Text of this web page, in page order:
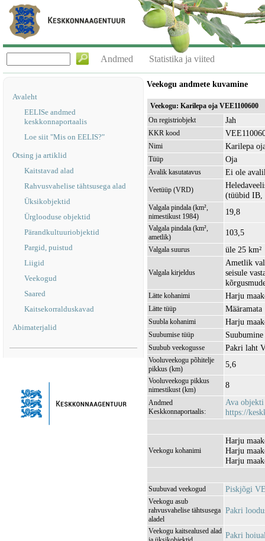
Andmed Statistika ja viited
Avaleht
EELISe andmed
keskkonnaportaalis
Loe siit "Mis on EELIS?"
Otsing ja artiklid
Kaitstavad alad
Rahvusvahelise tähtsusega alad
Üksikobjektid
Ürglooduse objektid
Pärandkultuuriobjektid
Pargid, puistud
Liigid
Veekogud
Saared
Kaitsekorralduskavad
Abimaterjalid
Veekogu andmete kuvamine
Veekogu: Karilepa oja VEE1100600
On registriobjekt
Jah
KKR kood
Nimi Karilepa
Tüüp Oja
Avalik kasutatavus Ei ole
Veetüüp (VRD)
(tüübid
Valgala pindala (km²,
nimestikust 1984)
19,8
Valgala pindala (km²,
ametlik)
103,5
Valgala suurus üle 25 km²
Valgala kirjeldus
Ametlik
seisule
Lätte kohanimi Harju
Lätte tüüp Määramata
Suubla kohanimi Harju
Suubumise tüüp
Suubub veekogusse Pakri laht
Vooluveekogu põhitelje
pikkus (km)
5,6
Vooluveekogu pikkus
nimestikust (km)
8
Andmed
Keskkonnaportaalis:
Ava objekti
https://
Veekogu kohanimi
Harju
Harju
Harju
Suubuvad veekogud Piskjõgi
Veekogu asub
rahvusvahelise tähtsusega
aladel
Pakri
Veekogu kaitsealused alad Pakri